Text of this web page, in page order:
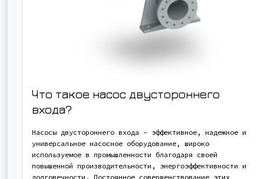
Что такое насос двустороннего
входа?
Насосы двустороннего входа - эффективное, надежное и
универсальное насосное оборудование, широко
используемое в промышленности благодаря своей
повышенной производительности, энергоэффективности и
долговечности. Постоянное совершенствование этих